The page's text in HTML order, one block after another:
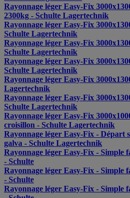
Rayonnage léger Easy-Fix
2300kg - Schulte Lagertechnik
Rayonnage léger Easy-Fix
Schulte Lagertechnik
Rayonnage léger Easy-Fix
Schulte Lagertechnik
Rayonnage léger Easy-Fix
Schulte Lagertechnik
Rayonnage léger Easy-Fix
Lagertechnik
Rayonnage léger Easy-Fix
Schulte Lagertechnik
Rayonnage léger Easy-Fix
croisillon - Schulte Lagertechnik
Rayonnage léger Easy-Fix - Départ
galva - Schulte Lagertechnik
Rayonnage léger Easy-Fix - Simple
- Schulte
Rayonnage léger Easy-Fix - Simple
- Schulte
Rayonnage léger Easy-Fix - Simple